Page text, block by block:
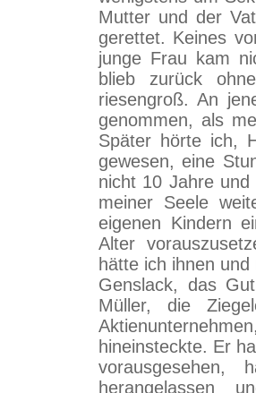
Mutter und der
gerettet. Keines
junge Frau kam
blieb zurück
riesengroß. An
genommen, als
Später hörte ich,
gewesen, eine
nicht 10 Jahre
meiner Seele
eigenen Kindern
Alter
hätte ich ihnen
Genslack, das
Müller, die
hineinsteckte. Er
herangelassen